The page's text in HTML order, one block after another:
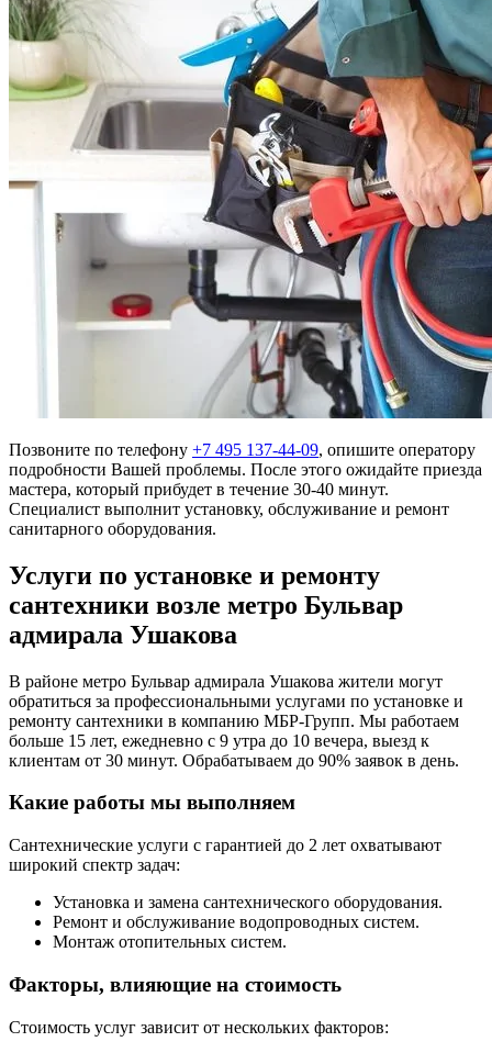
Позвоните по телефону +7 495 137-44-09, опишите оператору
подробности Вашей проблемы. После этого ожидайте приезда
мастера, который прибудет в течение 30-40 минут.
Специалист выполнит установку, обслуживание и ремонт
санитарного оборудования.
Услуги по установке и ремонту
сантехники возле метро Бульвар
адмирала Ушакова
В районе метро Бульвар адмирала Ушакова жители могут
обратиться за профессиональными услугами по установке и
ремонту сантехники в компанию МБР-Групп. Мы работаем
больше 15 лет, ежедневно с 9 утра до 10 вечера, выезд к
клиентам от 30 минут. Обрабатываем до 90% заявок в день.
Какие работы мы выполняем
Сантехнические услуги с гарантией до 2 лет охватывают
широкий спектр задач:
Установка и замена сантехнического оборудования.
Ремонт и обслуживание водопроводных систем.
Монтаж отопительных систем.
Факторы, влияющие на стоимость
Стоимость услуг зависит от нескольких факторов: